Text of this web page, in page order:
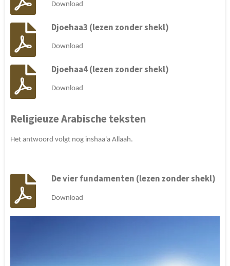
Download
Djoehaa3 (lezen zonder shekl)
Download
Djoehaa4 (lezen zonder shekl)
Download
Religieuze Arabische teksten
Het antwoord volgt nog inshaa'a Allaah.
De vier fundamenten (lezen zonder shekl)
Download